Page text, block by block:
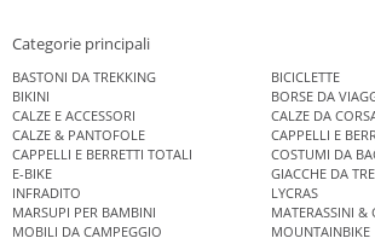
Categorie principali
BASTONI DA TREKKING
BICICLETTE
BIKINI
BORSE DA
CALZE E ACCESSORI
CALZE DA
CALZE & PANTOFOLE
CAPPELLI E
CAPPELLI E BERRETTI TOTALI
COSTUMI DA
E-BIKE
GIACCHE DA
INFRADITO
LYCRAS
MARSUPI PER BAMBINI
MATERASSINI &
MOBILI DA CAMPEGGIO
MOUNTAINBIKE